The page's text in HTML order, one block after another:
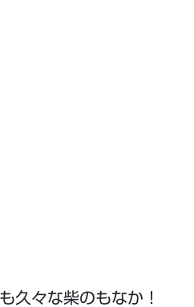
久々な柴のもなか！